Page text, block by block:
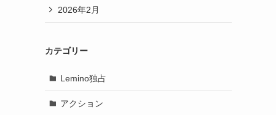
2026年2月
カテゴリー
Lemino独占
アクション